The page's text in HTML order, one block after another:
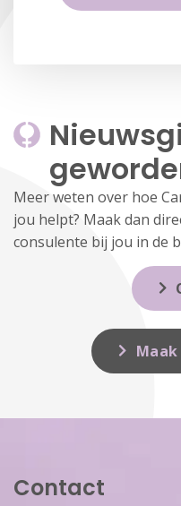
Meer weten over hoe
jou helpt? Maak dan
consulente bij jou in de
Contact